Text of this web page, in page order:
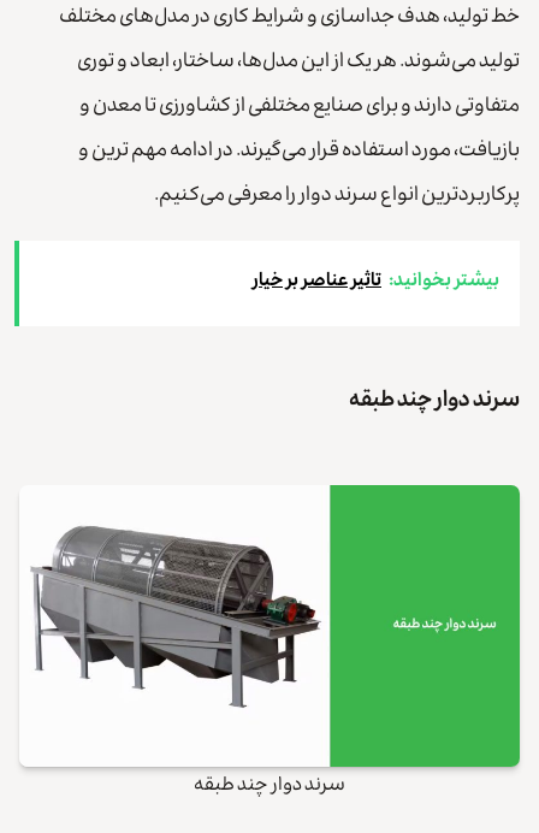
خط تولید، هدف جداسازی و شرایط کاری در مدل‌های مختلف
تولید می‌شوند. هر یک از این مدل‌ها، ساختار، ابعاد و توری
متفاوتی دارند و برای صنایع مختلفی از کشاورزی تا معدن و
بازیافت، مورد استفاده قرار می‌گیرند. در ادامه مهم ترین و
پرکاربردترین انواع سرند دوار را معرفی می‌کنیم.
بیشتر بخوانید: تاثیر عناصر بر خیار
سرند دوار چند طبقه
سرند دوار چند طبقه